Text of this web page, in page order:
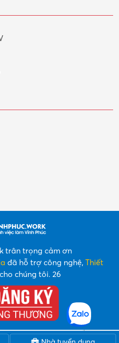
trân trọng cảm ơn
đã hỗ trợ công nghệ, Thiết
cho chúng tôi. 26